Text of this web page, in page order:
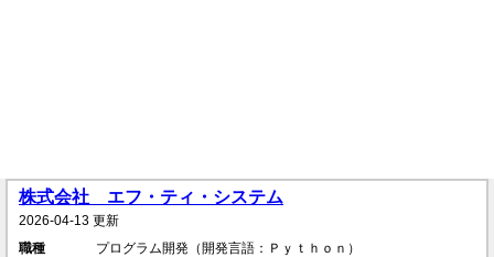
株式会社 エフ・ティ・システム
2026-04-13 更新
職種
プログラム開発（開発言語：Ｐｙｔｈｏｎ）